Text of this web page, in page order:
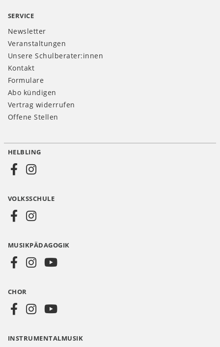
SERVICE
Newsletter
Veranstaltungen
Unsere Schulberater:innen
Kontakt
Formulare
Abo kündigen
Vertrag widerrufen
Offene Stellen
Social
AT
HELBLING
VOLKSSCHULE
MUSIKPÄDAGOGIK
CHOR
INSTRUMENTALMUSIK